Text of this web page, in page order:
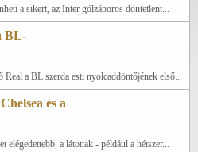
a sikert, az Inter gólzáporos döntetlent...
BL-
a BL szerda esti nyolcaddöntőjének első...
és a
elégedettebb, a látottak - például a hétszer...